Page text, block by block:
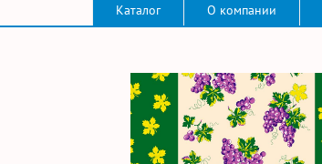
Каталог О компании